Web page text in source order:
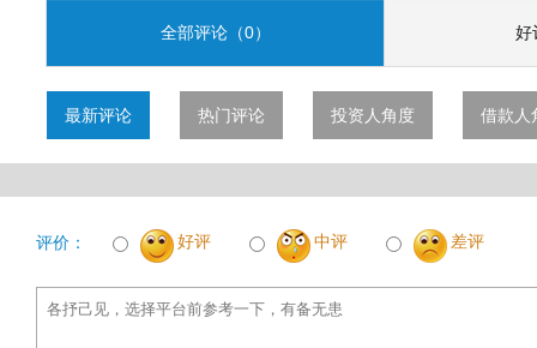
全部评论（0） 好
最新评论 热门评论 投资人角度 借款人
评价： 好评 中评 差评